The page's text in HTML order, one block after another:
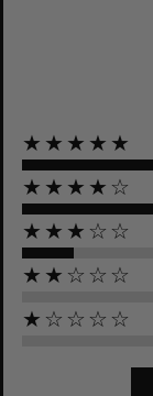
★★★★★
★★★★☆
★★★☆☆
★★☆☆☆
★☆☆☆☆